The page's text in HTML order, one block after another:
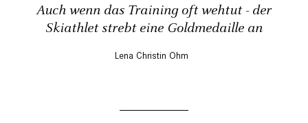
Auch wenn das Training oft wehtut - der
Skiathlet strebt eine Goldmedaille an
Lena Christin Ohm